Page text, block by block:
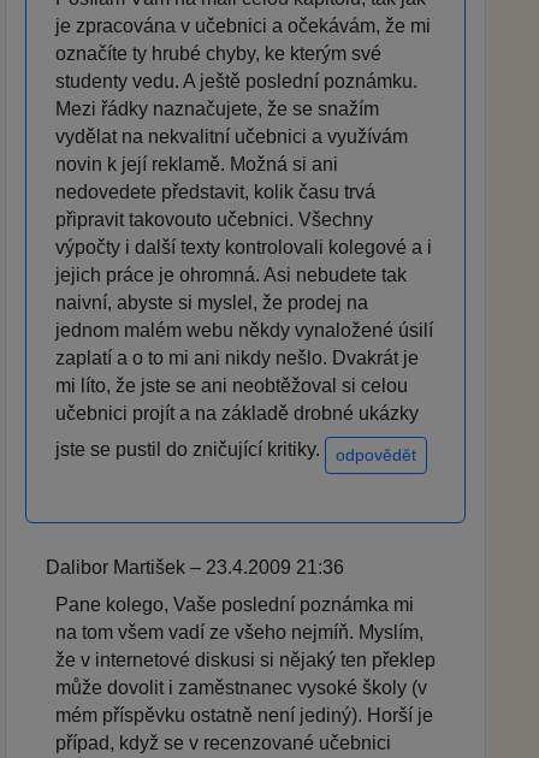
je zpracována v učebnici a očekávám, že mi
označíte ty hrubé chyby, ke kterým své
studenty vedu. A ještě poslední poznámku.
Mezi řádky naznačujete, že se snažím
vydělat na nekvalitní učebnici a využívám
novin k její reklamě. Možná si ani
nedovedete představit, kolik času trvá
připravit takovouto učebnici. Všechny
výpočty i další texty kontrolovali kolegové a i
jejich práce je ohromná. Asi nebudete tak
naivní, abyste si myslel, že prodej na
jednom malém webu někdy vynaložené úsilí
zaplatí a o to mi ani nikdy nešlo. Dvakrát je
mi líto, že jste se ani neobtěžoval si celou
učebnici projít a na základě drobné ukázky
jste se pustil do zničující kritiky.
odpovědět
Dalibor Martišek – 23.4.2009 21:36
Pane kolego, Vaše poslední poznámka mi
na tom všem vadí ze všeho nejmíň. Myslím,
že v internetové diskusi si nějaký ten překlep
může dovolit i zaměstnanec vysoké školy (v
mém příspěvku ostatně není jediný). Horší je
případ, když se v recenzované učebnici